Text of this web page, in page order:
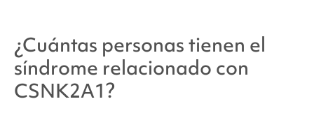
¿Cuántas personas tienen el
síndrome relacionado con
CSNK2A1?